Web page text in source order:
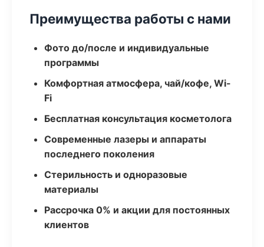
Преимущества работы с нами
Фото до/после и индивидуальные
программы
Комфортная атмосфера, чай/кофе, Wi-
Fi
Бесплатная консультация косметолога
Современные лазеры и аппараты
последнего поколения
Стерильность и одноразовые
материалы
Рассрочка 0% и акции для постоянных
клиентов